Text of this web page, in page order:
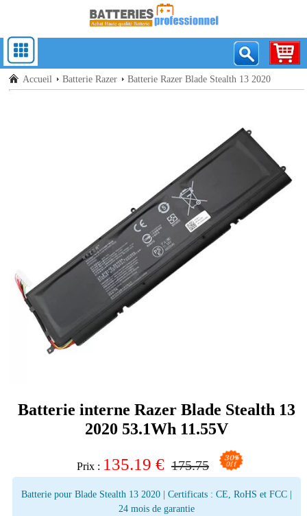
Accueil Batterie Razer Batterie Razer Blade Stealth 13 2020
Batterie interne Razer Blade Stealth 13
2020 53.1Wh 11.55V
Prix : 135.19 € 175.75
Batterie pour Blade Stealth 13 2020 | Certificats : CE, RoHS et FCC |
24 mois de garantie